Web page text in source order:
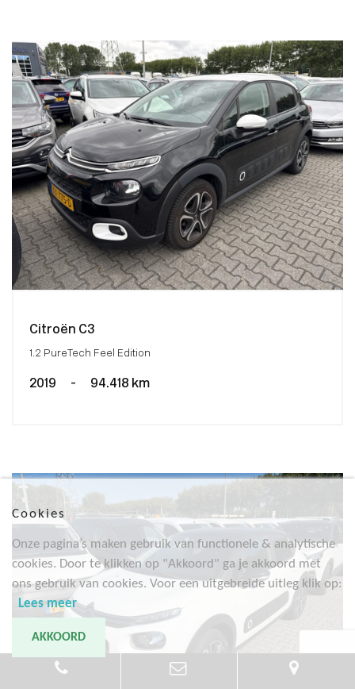
Citroën C3
1.2 PureTech Feel Edition
2019 - 94.418 km
Cookies
Onze pagina’s maken gebruik van functionele & analytische
cookies. Door te klikken op "Akkoord" ga je akkoord met
ons gebruik van cookies. Voor een uitgebreide uitleg klik op:
Lees meer
AKKOORD